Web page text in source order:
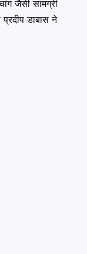
जैसी सामग्री
डाबास ने